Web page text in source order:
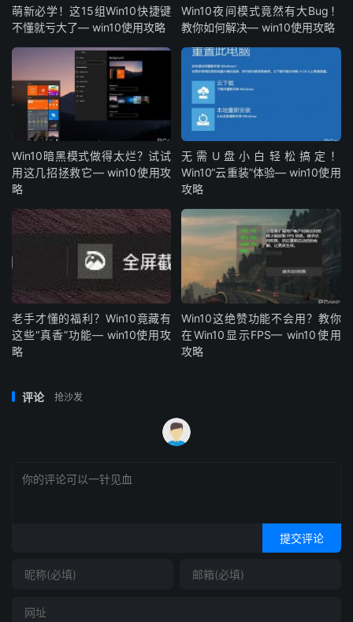
萌新必学！这15组Win10快捷键
不懂就亏大了— win10使用攻略
Win10夜间模式竟然有大Bug！
教你如何解决— win10使用攻略
Win10暗黑模式做得太烂？试试
用这几招拯救它— win10使用攻
略
无需U盘小白轻松搞定！
Win10“云重装”体验— win10使用
攻略
老手才懂的福利？Win10竟藏有
这些“真香”功能— win10使用攻
略
Win10这绝赞功能不会用？教你
在Win10显示FPS— win10使用
攻略
评论 抢沙发
提交评论